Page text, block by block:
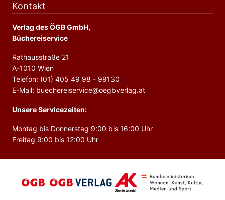
Kontakt
Verlag des ÖGB GmbH,
Büchereiservice
Rathausstraße 21
A-1010 Wien
Telefon: (01) 405 49 98 - 99130
E-Mail: buechereiservice@oegbverlag.at
Unsere Servicezeiten:
Montag bis Donnerstag 9:00 bis 16:00 Uhr
Freitag 9:00 bis 12:00 Uhr